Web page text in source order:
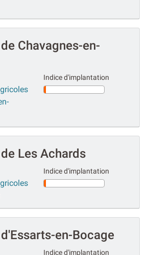
Chavagnes-en-
Indice d'implantation
Les Achards
Indice d'implantation
en-Bocage
Indice d'implantation